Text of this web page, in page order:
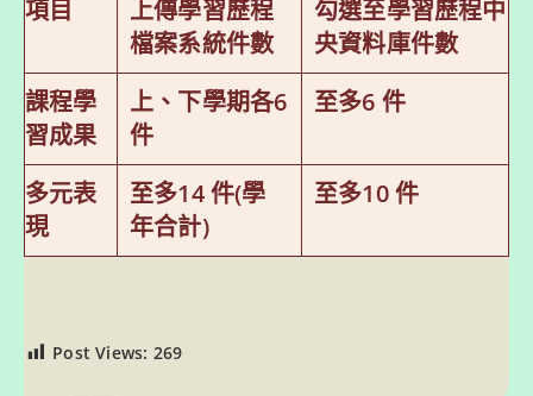
項目
上傳學習歷程
檔案系統件數
勾選至學習歷程中
央資料庫件數
課程學
習成果
上、下學期各6
件
至多6 件
多元表
現
至多14 件(學
年合計)
至多10 件
Post Views: 269